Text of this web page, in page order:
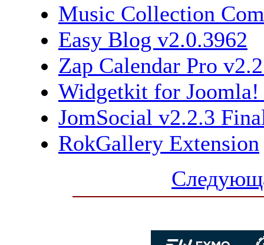
Music Collection
Easy Blog v2.0.3962
Zap Calendar Pro
Widgetkit for Joomla!
JomSocial v2.2.3
RokGallery Extension